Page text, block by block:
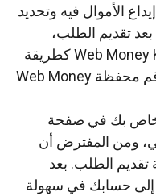
الأموال فيه وتحديد
بعد تقديم الطلب،
يجب عليك استخدام Web Money Keeper كطريقة
دفع وادخال رمز الصورة ورقم محفظة Web Money
بك في صفحة
ومن المفترض أن
تقديم الطلب. بعد
إلى حسابك في سهولة